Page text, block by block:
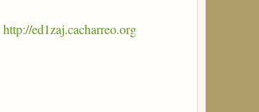
http://ed1zaj.cacharreo.org